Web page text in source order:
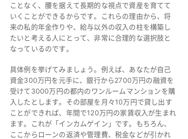
ことなく、腰を据えて長期的な視点で資産を育てて
いくことができるからです。これらの理由から、将
来の私的年金作りや、給与以外の収入の柱を構築し
たいと考える人にとって、非常に合理的な選択肢と
なっているのです。
具体例を挙げてみましょう。例えば、あなたが自己
資金300万円を元手に、銀行から2700万円の融資を
受けて3000万円の都内のワンルームマンションを購
入したとします。その部屋を月々10万円で貸し出す
ことができれば、年間で120万円の家賃収入が生まれ
ます。これが「インカムゲイン」です。もちろん、
ここからローンの返済や管理費、税金などが引かれ